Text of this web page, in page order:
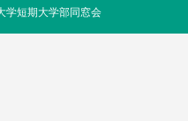
学短期大学部同窓会